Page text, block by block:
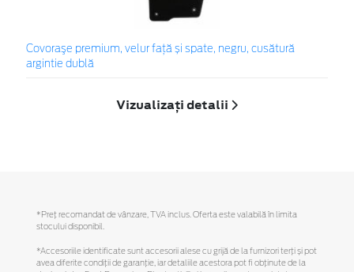
Covoraşe premium, velur față și spate, negru, cusătură
argintie dublă
Vizualizați detalii
*Preţ recomandat de vânzare, TVA inclus. Oferta este valabilă în limita
stocului disponibil.
*Accesoriile identificate sunt accesorii alese cu grijă de la furnizori terți și pot
avea diferite condiții de garanție, iar detaliile acestora pot fi obținute de la